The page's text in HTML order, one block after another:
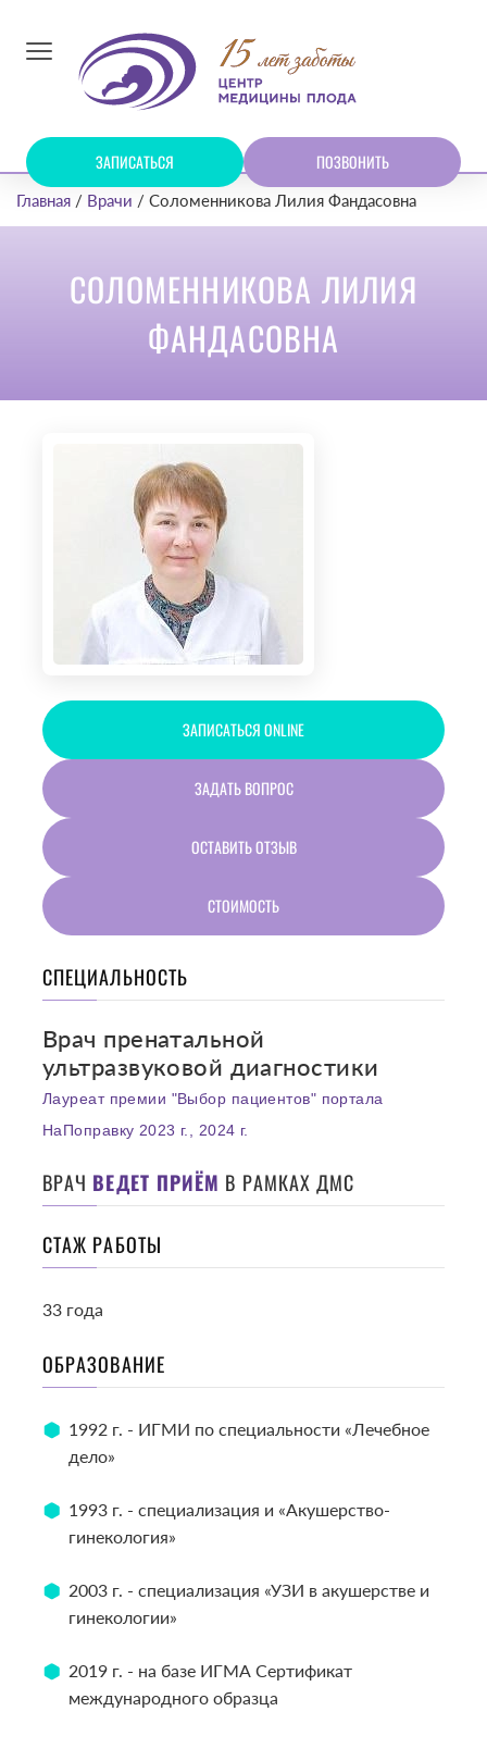
ЗАПИСАТЬСЯ ПОЗВОНИТЬ
Главная Врачи Соломенникова Лилия Фандасовна
СОЛОМЕННИКОВА ЛИЛИЯ
ФАНДАСОВНА
ЗАПИСАТЬСЯ ONLINE
ЗАДАТЬ ВОПРОС
ОСТАВИТЬ ОТЗЫВ
СТОИМОСТЬ
СПЕЦИАЛЬНОСТЬ
Врач пренатальной
ультразвуковой диагностики
Лауреат премии "Выбор пациентов" портала
НаПоправку 2023 г., 2024 г.
ВРАЧ ВЕДЕТ ПРИЁМ В РАМКАХ ДМС
СТАЖ РАБОТЫ
33 года
ОБРАЗОВАНИЕ
1992 г. - ИГМИ по специальности «Лечебное
дело»
1993 г. - специализация и «Акушерство-
гинекология»
2003 г. - специализация «УЗИ в акушерстве и
гинекологии»
2019 г. - на базе ИГМА Сертификат
международного образца